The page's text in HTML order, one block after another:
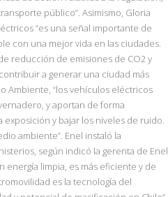
público”. Asimismo, Gloria
“es una señal importante de
con una mejor vida en las ciudades.
reducción de emisiones de CO2 y
a generar una ciudad más
Ambiente, “los vehículos eléctricos
y aportan de forma
y bajar los niveles de ruido.
ambiente”. Enel instaló la
según indicó la gerenta de Enel
energía limpia, es más eficiente y de
es la tecnología del